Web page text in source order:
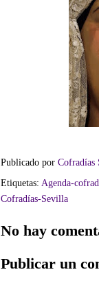
Publicado por Cofradías
Etiquetas: Agenda-
Cofradías-Sevilla
No hay
Publicar un